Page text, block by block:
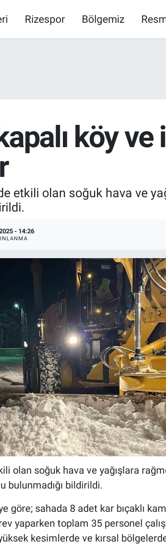
Rizespor Bölgemiz
köy
etkili olan soğuk hava ve
- 14:26
olan soğuk hava ve yağışlara
bulunmadığı bildirildi.
göre; sahada 8 adet kar bıçaklı
yaparken toplam 35 personel
kesimlerde ve kırsal